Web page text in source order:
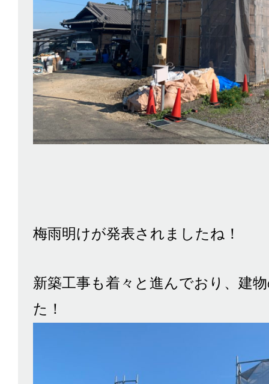
梅雨明けが発表されましたね！
新築工事も着々と進んでおり、建
た！